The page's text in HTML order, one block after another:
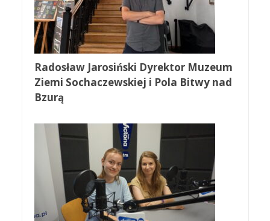
Radosław Jarosiński Dyrektor Muzeum
Ziemi Sochaczewskiej i Pola Bitwy nad
Bzurą